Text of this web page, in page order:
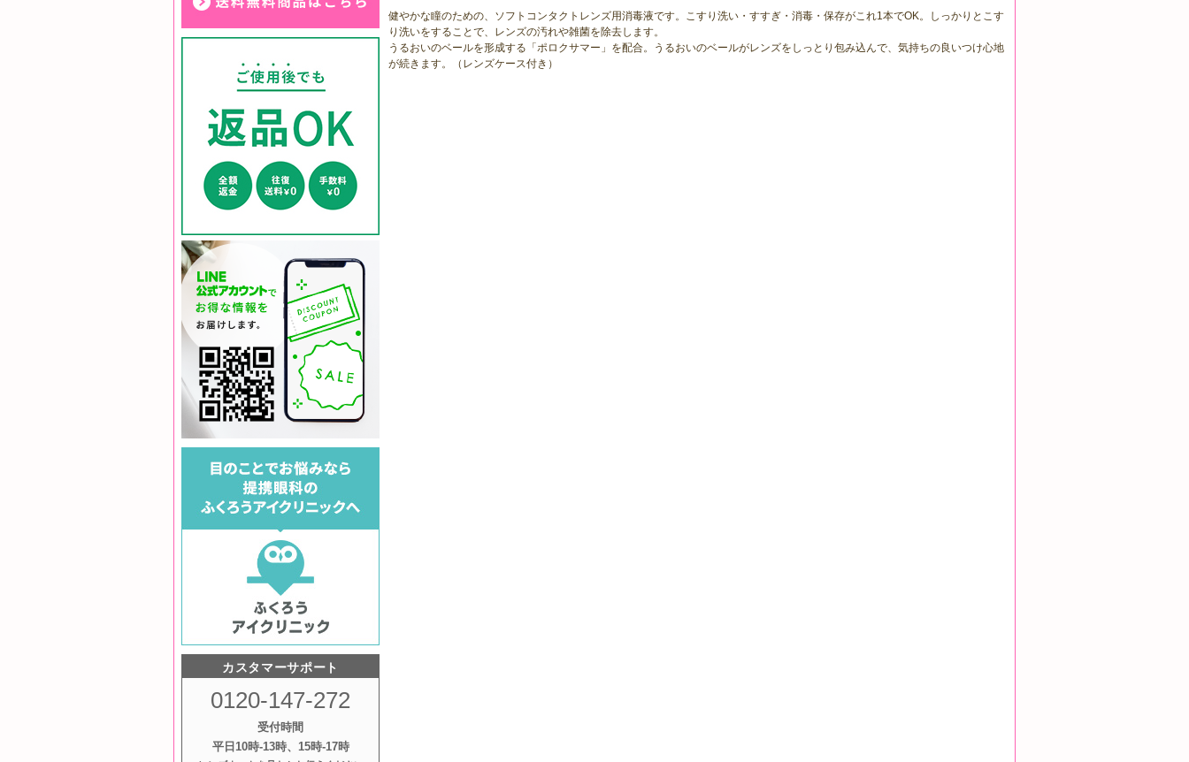
カスタマーサポート
0120-147-272
受付時間
平日10時‐13時、15時‐17時
健やかな瞳のための、ソフトコンタクトレンズ用消毒液です。こすり洗い・すすぎ・消毒・保存がこれ1本でOK。しっかりとこす
り洗いをすることで、レンズの汚れや雑菌を除去します。
うるおいのベールを形成する「ポロクサマー」を配合。うるおいのベールがレンズをしっとり包み込んで、気持ちの良いつけ心地
が続きます。（レンズケース付き）